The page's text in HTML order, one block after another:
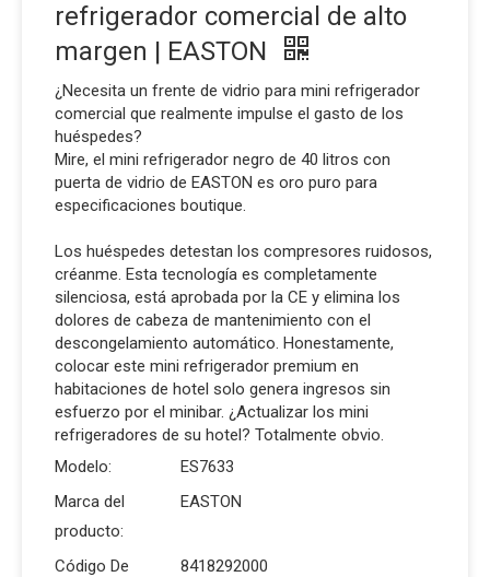
refrigerador comercial de alto
margen | EASTON
¿Necesita un frente de vidrio para mini refrigerador
comercial que realmente impulse el gasto de los
huéspedes?
Mire, el mini refrigerador negro de 40 litros con
puerta de vidrio de EASTON es oro puro para
especificaciones boutique.
Los huéspedes detestan los compresores ruidosos,
créanme. Esta tecnología es completamente
silenciosa, está aprobada por la CE y elimina los
dolores de cabeza de mantenimiento con el
descongelamiento automático. Honestamente,
colocar este mini refrigerador premium en
habitaciones de hotel solo genera ingresos sin
esfuerzo por el minibar. ¿Actualizar los mini
refrigeradores de su hotel? Totalmente obvio.
Modelo:
ES7633
Marca del
producto:
EASTON
Código De
8418292000